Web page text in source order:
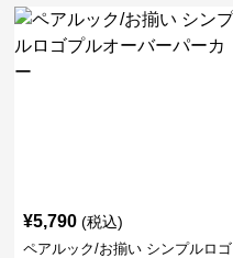
¥5,790 (税込)
ペアルック/お揃い シンプルロゴ